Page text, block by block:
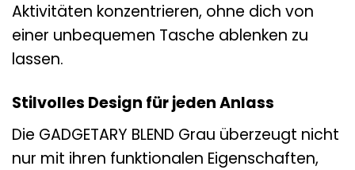
Aktivitäten konzentrieren, ohne dich von
einer unbequemen Tasche ablenken zu
lassen.
Stilvolles Design für jeden Anlass
Die GADGETARY BLEND Grau überzeugt nicht
nur mit ihren funktionalen Eigenschaften,